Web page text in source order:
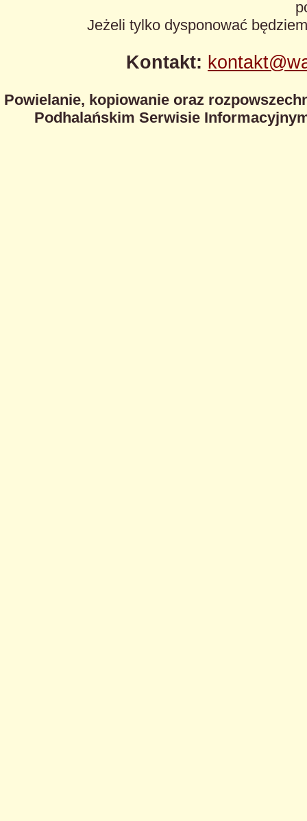
Jeżeli tylko dysponować
Kontakt:
Powielanie, kopiowanie oraz
Podhalańskim Serwisie